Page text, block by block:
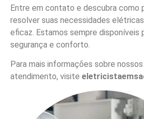
Entre em contato e descubra como
resolver suas necessidades
eficaz. Estamos sempre disponíveis
segurança e conforto.
Para mais informações sobre
atendimento, visite